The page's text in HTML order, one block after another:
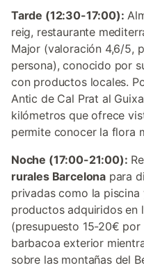
Tarde (12:30-17:00):
reig, restaurante
Major (valoración 4,6/5,
persona), conocido por
con productos locales.
Antic de Cal Prat al
kilómetros que ofrece
permite conocer la flora
Noche (17:00-21:00):
rurales Barcelona para
privadas como la
productos adquiridos en
(presupuesto 15-20€
barbacoa exterior
sobre las montañas del